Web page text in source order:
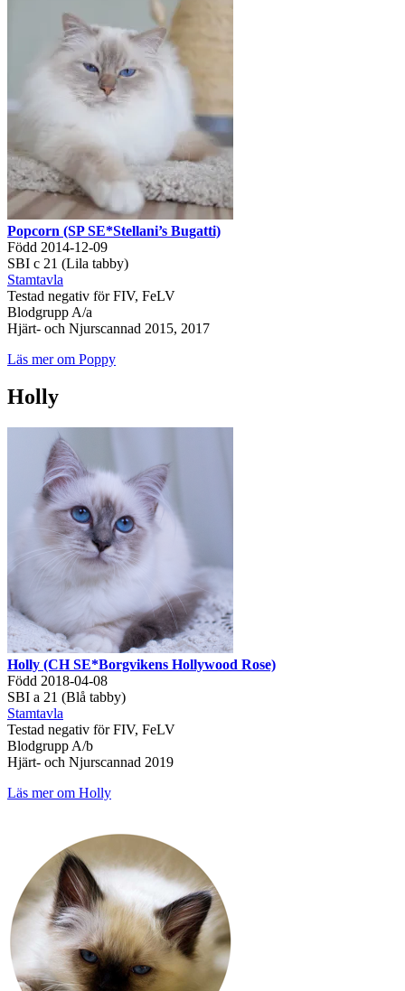
Popcorn (SP SE*Stellani’s Bugatti)
Född 2014-12-09
SBI c 21 (Lila tabby)
Stamtavla
Testad negativ för FIV, FeLV
Blodgrupp A/a
Hjärt- och Njurscannad 2015, 2017
Läs mer om Poppy
Holly
Holly (CH SE*Borgvikens Hollywood Rose)
Född 2018-04-08
SBI a 21 (Blå tabby)
Stamtavla
Testad negativ för FIV, FeLV
Blodgrupp A/b
Hjärt- och Njurscannad 2019
Läs mer om Holly